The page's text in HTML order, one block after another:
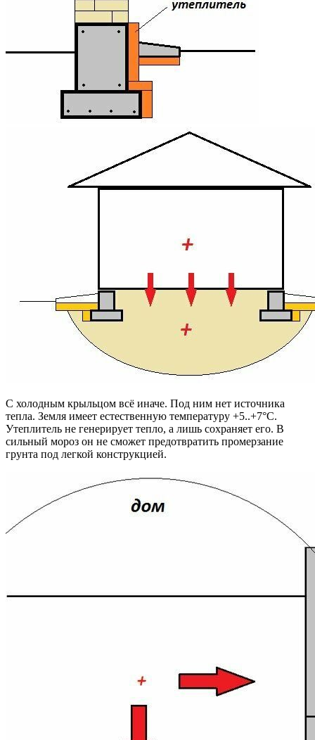
С холодным крыльцом всё иначе. Под ним нет источника
тепла. Земля имеет естественную температуру +5..+7°C.
Утеплитель не генерирует тепло, а лишь сохраняет его. В
сильный мороз он не сможет предотвратить промерзание
грунта под легкой конструкцией.